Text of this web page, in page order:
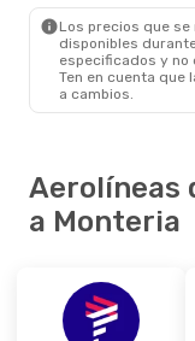
Los precios que
disponibles
especificados y no
Ten en cuenta que
a cambios.
Aerolíneas
a Monteria